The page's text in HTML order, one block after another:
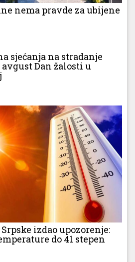
nema pravde za ubijene
sjećanja na stradanje
avgust Dan žalosti u
izdao upozorenje:
do 41 stepen